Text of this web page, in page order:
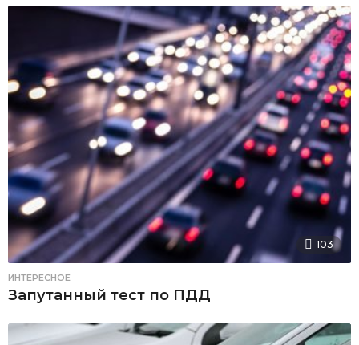
103
ИНТЕРЕСНОЕ
Запутанный тест по ПДД